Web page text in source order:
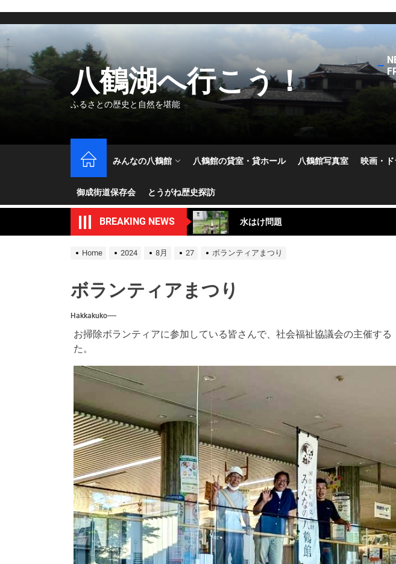
to
the
content
八鶴湖へ行こう！
ふるさとの歴史と自然を堪能
みんなの八鶴館 八鶴館の貸室・貸ホール 八鶴館写真室 映画・
御成街道保存会 とうがね歴史探訪
BREAKING NEWS
撮影に向けて
本館2階萩の間の雨漏り
補修作業
水はけ問題
Home 2024 8月 27 ボランティアまつり
ボランティアまつり
Hakkakuko
お掃除ボランティアに参加している皆さんで、社会福祉協議会の主催す
た。